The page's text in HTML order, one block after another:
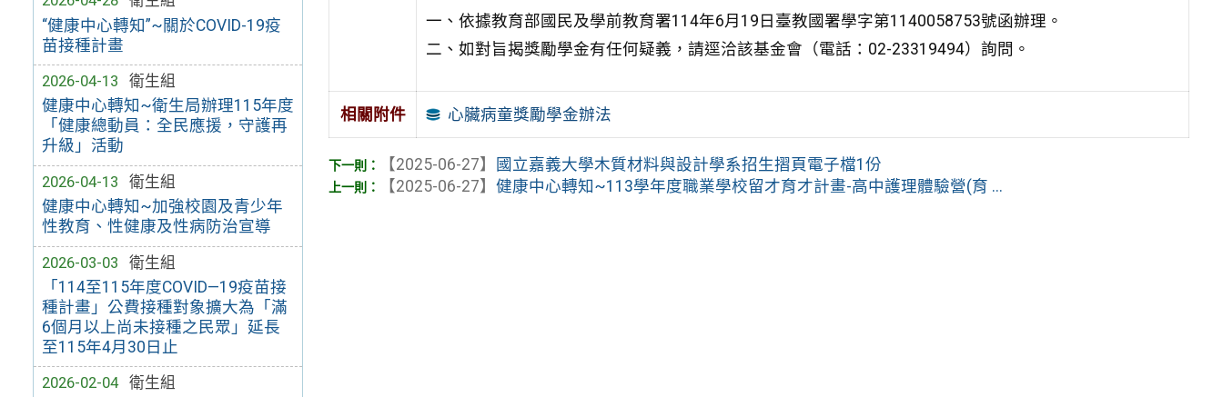
“健康中心轉知”~關於COVID-19疫
苗接種計畫
2026-04-13
衛生組
健康中心轉知~衛生局辦理115年度
「健康總動員：全民應援，守護再
升級」活動
2026-04-13
衛生組
健康中心轉知~加強校園及青少年
性教育、性健康及性病防治宣導
2026-03-03
衛生組
「114至115年度COVID—19疫苗接
種計畫」公費接種對象擴大為「滿
6個月以上尚未接種之民眾」延長
至115年4月30日止
2026-02-04
衛生組
一、依據教育部國民及學前教育署114年6月19日臺教國署學字第1140058753號函辦理。
二、如對旨揭獎勵學金有任何疑義，請逕洽該基金會（電話：02-23319494）詢問。
相關附件 心臟病童獎勵學金辦法
【2025-06-27】
國立嘉義大學木質材料與設計學系招生摺頁電子檔1份
【2025-06-27】健康中心轉知~113學年度職業學校留才育才計畫-高中護理體驗營(育 ...